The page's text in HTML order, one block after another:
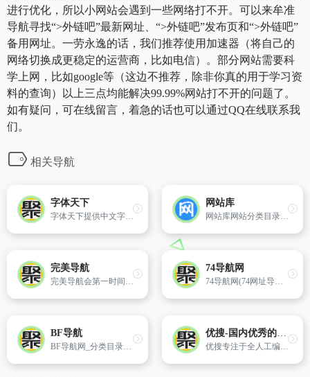
进行优化，所以小网站会遇到一些网络打不开。可以来牟准
导航寻找“>外链吧”最新网址、“>外链吧”发布页和“>外链吧”
备用网址。一劳永逸的话，我们推荐使用加速器（将自己的
网络切换成更稳定的运营商，比如电信）。部分网站需要科
学上网，比如google等（这边不推荐，除非你真的用于学习资
料的查询）以上三点均能解决99.99%网站打不开的问题了。
如有疑问，可在线留言，着急的话也可以通过QQ在线联系我
们。
相关导航
字体天下
字体天下提供中文字体、手写字体、英文字体、图形字体等各种字体的高速免费下载和在线预览服务.
网站库
网站库网站分类目录网站，收录国内、国外、各行各业优秀网站，旨在为用户提供更全面细化的网站分类检索、优秀网站参考，让广大网民轻松畅游互联网世界，助你打开新世界的互联网的大门。
完美导航
完美导航会第一时间给您找出相关并且发布在失效网址页内和回复您的反馈。
74导航网
74导航网(74网址导航)免费收录各类资源技术站点,您的优质网址资源库。是汇集全网优质网址的中外文网址上网导航大全。
BF导航
BF导航网_分类目录_收录精选的导航网站。
优搜-国内优秀的中文
优搜专注于全人工编辑的开放式中文类网站分类目录，收录国内各行业优秀网站，旨在为用户提供网站分类目录检索、优秀网站参考、网站免费提交快速收录推广服务。